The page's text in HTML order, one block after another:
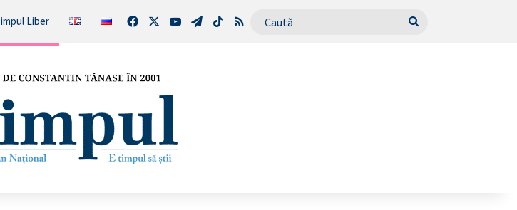
Liber FacebookYouTubeTelegram
TikTokRSS Caută